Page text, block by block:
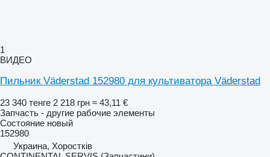
1
ВИДЕО
Пильник Väderstad 152980 для культиватора Väderstad
23 340 тенге 2 218 грн ≈ 43,11 €
Запчасть - другие рабочие элементы
Состояние новый
152980
Украина, Хоростків